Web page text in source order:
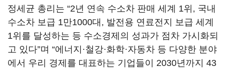
정세균 총리는 “2년 연속 수소차 판매 세계 1위, 국내
수소차 보급 1만1000대, 발전용 연료전지 보급 세계
1위를 달성하는 등 수소경제의 성과가 점차 가시화되
고 있다”며 “에너지·철강·화학·자동차 등 다양한 분야
에서 우리 경제를 대표하는 기업들이 2030년까지 43